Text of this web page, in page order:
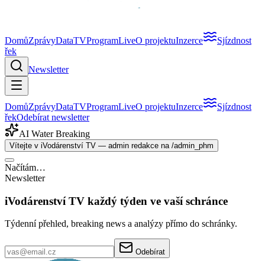
DomůZprávyDataTVProgramLiveO projektuInzerce
Sjízdnost
řek
Newsletter
DomůZprávyDataTVProgramLiveO projektuInzerce
Sjízdnost
řekOdebírat newsletter
AI Water Breaking
Vítejte v iVodárenství TV — admin redakce na /admin_phm
Načítám…
Newsletter
iVodárenství TV každý týden ve vaší schránce
Týdenní přehled, breaking news a analýzy přímo do schránky.
Odebírat